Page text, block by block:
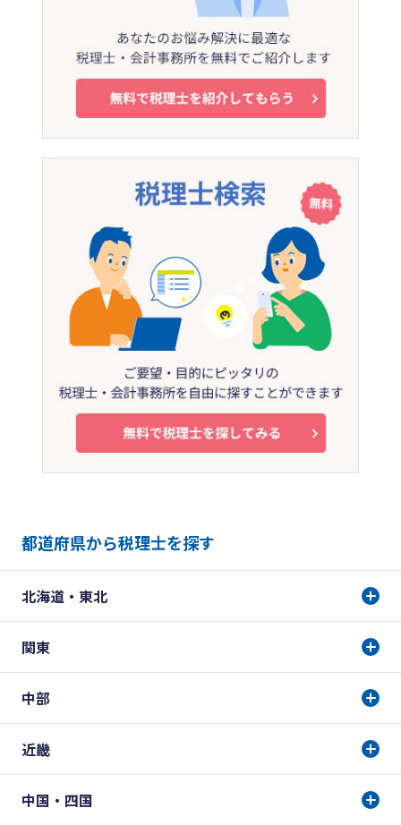
都道府県から税理士を探す
北海道・東北
関東
中部
近畿
中国・四国